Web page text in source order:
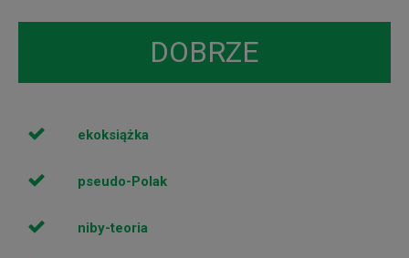
DOBRZE
ekoksiążka
pseudo-Polak
niby-teoria